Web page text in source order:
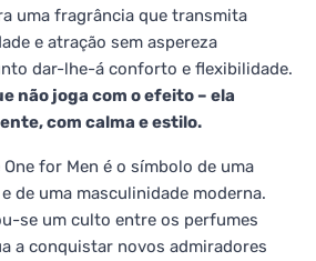
uma fragrância que transmita
e atração sem aspereza
dar-lhe-á conforto e flexibilidade.
não joga com o efeito – ela
com calma e estilo.
One for Men é o símbolo de uma
de uma masculinidade moderna.
se um culto entre os perfumes
a conquistar novos admiradores